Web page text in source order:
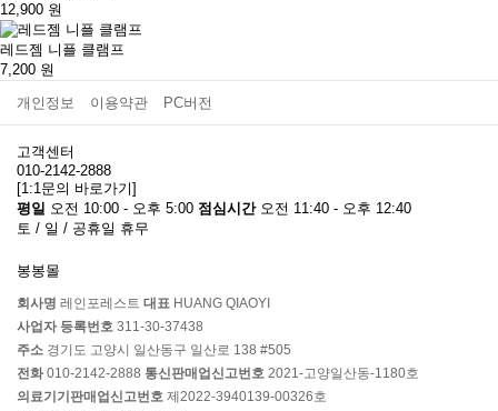
12,900 원
레드젬 니플 클램프
7,200 원
개인정보
이용약관 PC버전
고객센터
010-2142-2888
[1:1문의 바로가기]
평일 오전 10:00 - 오후 5:00 점심시간오전 11:40 - 오후 12:40
토 / 일 / 공휴일 휴무
봉봉몰
회사명 레인포레스트 대표 HUANG QIAOYI
사업자 등록번호 311-30-37438
주소 경기도 고양시 일산동구 일산로 138 #505
전화 010-2142-2888 통신판매업신고번호 2021-고양일산동-1180호
의료기기판매업신고번호 제2022-3940139-00326호